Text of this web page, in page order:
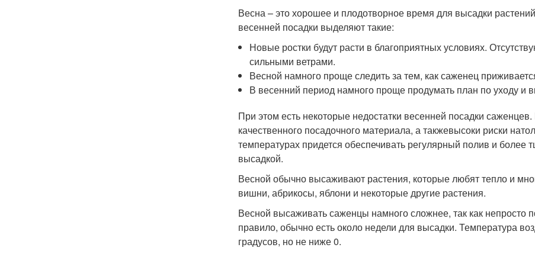
Весна – это хорошее и плодотворное время для высадки
весенней посадки выделяют такие:
Новые ростки будут расти в благоприятных условиях.
сильными ветрами.
Весной намного проще следить за тем, как саженец
В весенний период намного проще продумать план по уходу и
При этом есть некоторые недостатки весенней посадки
качественного посадочного материала, а такжевысоки риски
температурах придется обеспечивать регулярный полив и
высадкой.
Весной обычно высаживают растения, которые любят тепло и
вишни, абрикосы, яблони и некоторые другие растения.
Весной высаживать саженцы намного сложнее, так как непросто
правило, обычно есть около недели для высадки. Температура
градусов, но не ниже 0.